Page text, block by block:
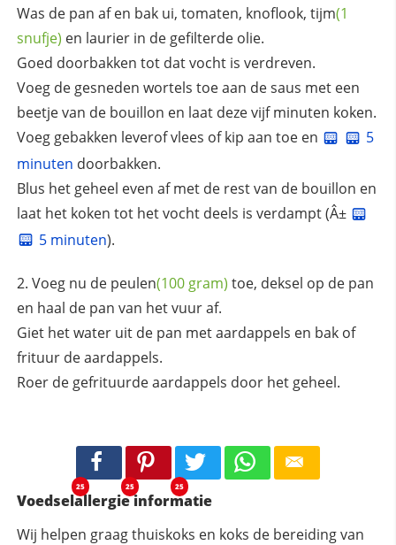
Was de pan af en bak ui, tomaten, knoflook, tijm(1
snufje) en laurier in de gefilterde olie.
Goed doorbakken tot dat vocht is verdreven.
Voeg de gesneden wortels toe aan de saus met een
beetje van de bouillon en laat deze vijf minuten koken.
Voeg gebakken leverof vlees of kip aan toe en
5
minuten doorbakken.
Blus het geheel even af met de rest van de bouillon en
laat het koken tot het vocht deels is verdampt (Â±
5 minuten).
Voeg nu de peulen(100 gram) toe, deksel op de pan
en haal de pan van het vuur af.
Giet het water uit de pan met aardappels en bak of
frituur de aardappels.
Roer de gefrituurde aardappels door het geheel.
25 25 25
Voedselallergie informatie
Wij helpen graag thuiskoks en koks de bereiding van